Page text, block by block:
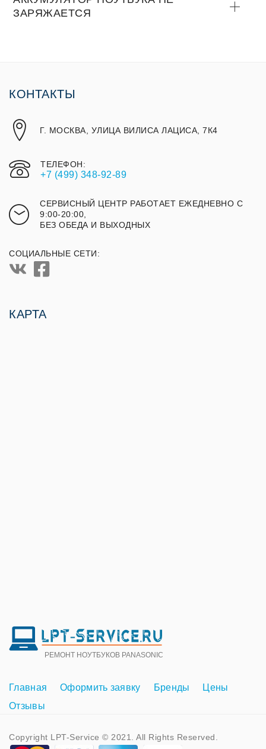
ЗАРЯЖАЕТСЯ
КОНТАКТЫ
Г. МОСКВА, УЛИЦА ВИЛИСА ЛАЦИСА, 7К4
ТЕЛЕФОН:
+7 (499) 348-92-89
СЕРВИСНЫЙ ЦЕНТР РАБОТАЕТ ЕЖЕДНЕВНО С
9:00-20:00,
БЕЗ ОБЕДА И ВЫХОДНЫХ
СОЦИАЛЬНЫЕ СЕТИ:
КАРТА
РЕМОНТ НОУТБУКОВ PANASONIC
Главная Оформить заявку Бренды
Цены
Отзывы
Copyright LPT-Service © 2021. All Rights Reserved.